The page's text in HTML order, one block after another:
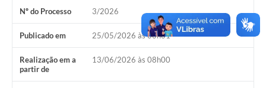
MROSC - Parcerias
Turismo
Notícias
Contratos
Nº do Processo 3/2026
Publicado em 25/05/2026 às 00h01
Realização em a
partir de
13/06/2026 às 08h00